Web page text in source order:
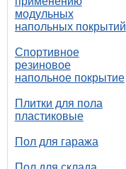
модульных
напольных покрытий
Спортивное
резиновое
напольное покрытие
Плитки для пола
пластиковые
Пол для гаража